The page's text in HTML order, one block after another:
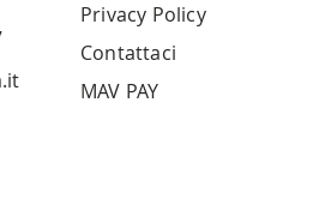
Privacy Policy
Contattaci
MAV PAY